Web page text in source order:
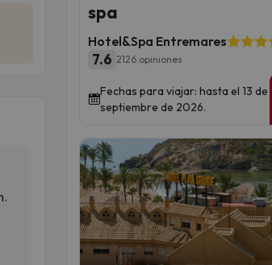
spa
Hotel&Spa Entremares
7.6 2126 opiniones
Fechas para viajar: hasta el 13 de
septiembre de 2026.